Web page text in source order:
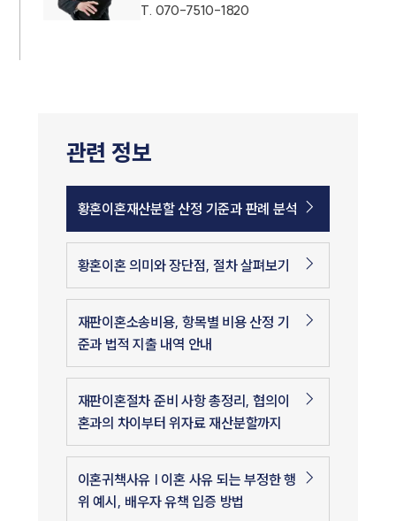
T. 070-7510-1820
관련 정보
황혼이혼재산분할 산정 기준과 판례 분석
황혼이혼 의미와 장단점, 절차 살펴보기
재판이혼소송비용, 항목별 비용 산정 기
준과 법적 지출 내역 안내
재판이혼절차 준비 사항 총정리, 협의이
혼과의 차이부터 위자료 재산분할까지
이혼귀책사유 | 이혼 사유 되는 부정한 행
위 예시, 배우자 유책 입증 방법